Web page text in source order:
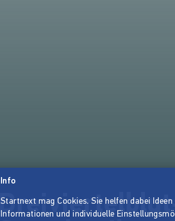
Info
Startnext mag Cookies. Sie helfen dabei
Informationen und individuelle